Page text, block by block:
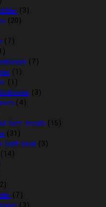
(3)
(20)
(7)
(7)
(1)
(1)
(3)
(4)
Soft Treats (15)
(31)
Soft Snak (3)
(14)
(7)